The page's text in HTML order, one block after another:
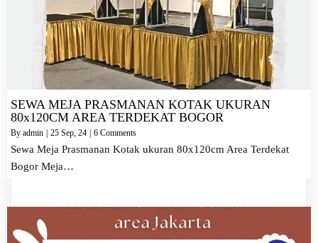
SEWA MEJA PRASMANAN KOTAK UKURAN
80x120CM AREA TERDEKAT BOGOR
By admin 25 Sep, 24 6 Comments
Sewa Meja Prasmanan Kotak ukuran 80x120cm Area Terdekat
Bogor Meja…